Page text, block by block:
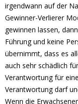
irgendwann auf der
Gewinner-Verlierer
gewinnen lassen,
Führung und keine
übernimmt, dass es
auch sehr schädlich
Verantwortung für
Verantwortung darf
Wenn die